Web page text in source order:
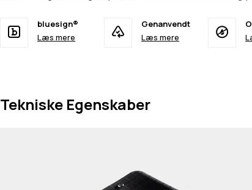
bluesign®
Læs mere
Genanvendt
Læs mere
Tekniske Egenskaber